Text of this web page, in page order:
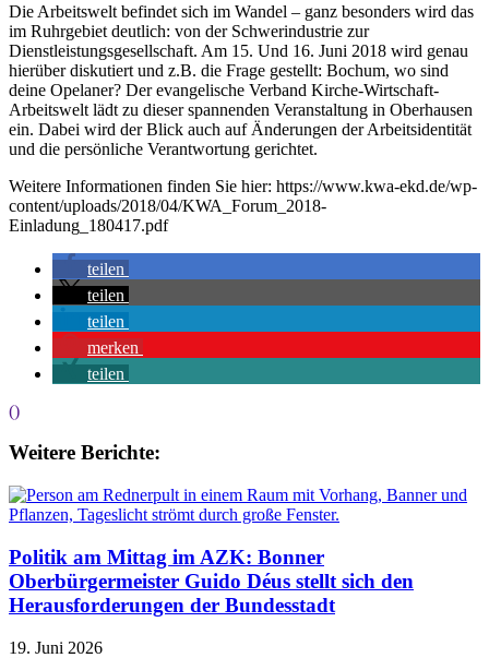
Die Arbeitswelt befindet sich im Wandel – ganz besonders wird das
im Ruhrgebiet deutlich: von der Schwerindustrie zur
Dienstleistungsgesellschaft. Am 15. Und 16. Juni 2018 wird genau
hierüber diskutiert und z.B. die Frage gestellt: Bochum, wo sind
deine Opelaner? Der evangelische Verband Kirche-Wirtschaft-
Arbeitswelt lädt zu dieser spannenden Veranstaltung in Oberhausen
ein. Dabei wird der Blick auch auf Änderungen der Arbeitsidentität
und die persönliche Verantwortung gerichtet.
Weitere Informationen finden Sie hier: https://www.kwa-ekd.de/wp-
content/uploads/2018/04/KWA_Forum_2018-
Einladung_180417.pdf
teilen
teilen
teilen
merken
teilen
()
Weitere Berichte:
Politik am Mittag im AZK: Bonner
Oberbürgermeister Guido Déus stellt sich den
Herausforderungen der Bundesstadt
19. Juni 2026